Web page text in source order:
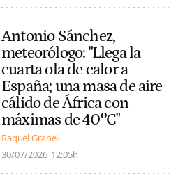
Antonio Sánchez,
meteorólogo: "Llega la
cuarta ola de calor a
España; una masa de aire
cálido de África con
máximas de 40ºC"
Raquel Granell
30/07/2026 12:05h